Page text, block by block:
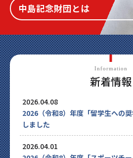
中島記念財団とは
Information
新着情報
2026.04.08
2026（令和8）年度「留学生への
しました
2026.04.01